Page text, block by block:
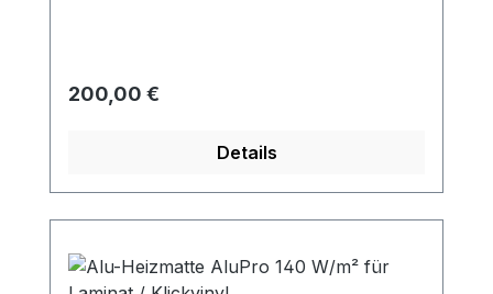
Regulärer Preis:
200,00 €
Details